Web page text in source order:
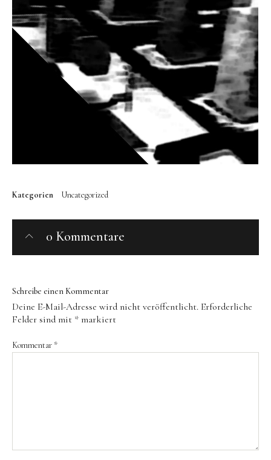
instagram pinterest
Kategorien Uncategorized
0 Kommentare
Schreibe einen Kommentar
Deine E-Mail-Adresse wird nicht veröffentlicht. Erforderliche
Felder sind mit * markiert
Kommentar *